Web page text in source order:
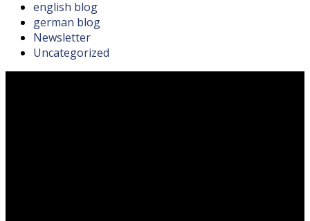
english blog
german blog
Newsletter
Uncategorized